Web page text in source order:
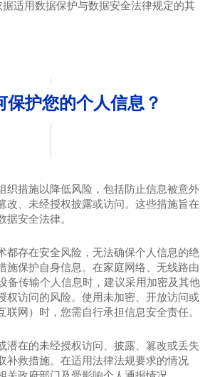
适用数据保护与数据安全法律规定的其
保护您的个人信息？
织措施以降低风险，包括防止信息被意外
改、未经授权披露或访问。这些措施旨在
据安全法律。
都存在安全风险，无法确保个人信息的绝
施保护自身信息。在家庭网络、无线路由
备传输个人信息时，建议采用加密及其他
权访问的风险。使用未加密、开放访问或
联网）时，您需自行承担信息安全责任。
潜在的未经授权访问、披露、篡改或丢失
补救措施。在适用法律法规要求的情况